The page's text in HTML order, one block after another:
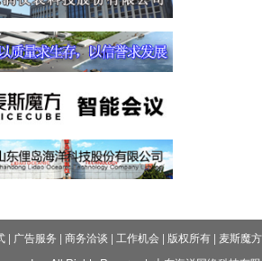
| 广告服务 | 商务洽谈 | 工作机会| 版权所有| 麦斯魔方